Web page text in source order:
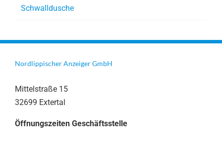
Schwalldusche
Nordlippischer Anzeiger GmbH
Mittelstraße 15
32699 Extertal
Öffnungszeiten Geschäftsstelle